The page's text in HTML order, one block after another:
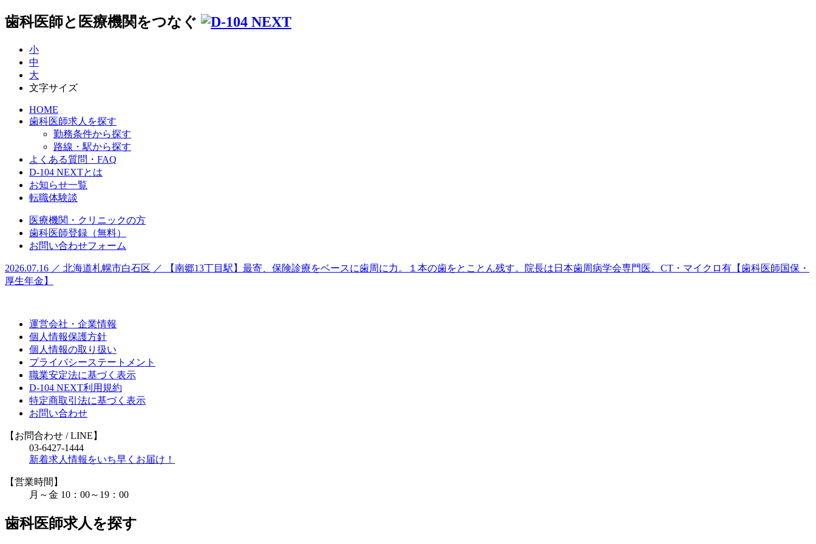
歯科医師と医療機関をつなぐ
小
中
大
文字サイズ
HOME
歯科医師求人を探す
勤務条件から探す
路線・駅から探す
よくある質問・FAQ
D-104 NEXTとは
お知らせ一覧
転職体験談
医療機関・クリニックの方
歯科医師登録（無料）
お問い合わせフォーム
2026.07.16 ／ 北海道札幌市白石区 ／ 【南郷13丁目駅】最寄、保険診療をベースに歯周に力。１本の歯をとことん残す。院長は日本歯周病学会専門医、CT・マイクロ有【歯科医師国保・
厚生年金】
運営会社・企業情報
個人情報保護方針
個人情報の取り扱い
プライバシーステートメント
職業安定法に基づく表示
D-104 NEXT利用規約
特定商取引法に基づく表示
お問い合わせ
【お問合わせ / LINE 】
03-6427-1444
新着求人情報をいち早くお届け！
【営業時間】
月～金 10：00～19：00
歯科医師求人を探す